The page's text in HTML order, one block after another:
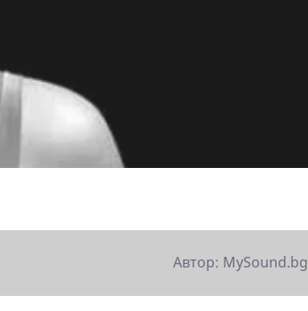
Автор: MySound.bg